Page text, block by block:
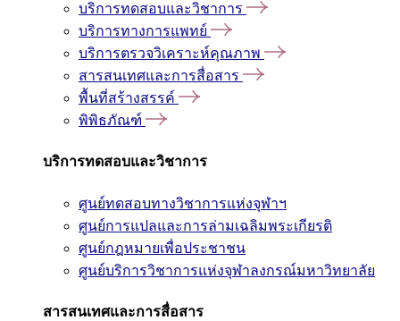
บริการทดสอบและวิชาการ
บริการทางการแพทย์
บริการตรวจวิเคราะห์คุณภาพ
สารสนเทศและการสื่อสาร
พื้นที่สร้างสรรค์
พิพิธภัณฑ์
บริการทดสอบและวิชาการ
ศูนย์ทดสอบทางวิชาการแห่งจุฬาฯ
ศูนย์การแปลและการล่ามเฉลิมพระเกียรติ
ศูนย์กฎหมายเพื่อประชาชน
ศูนย์บริการวิชาการแห่งจุฬาลงกรณ์มหาวิทยาลัย
สารสนเทศและการสื่อสาร